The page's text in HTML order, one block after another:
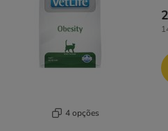
4 opções